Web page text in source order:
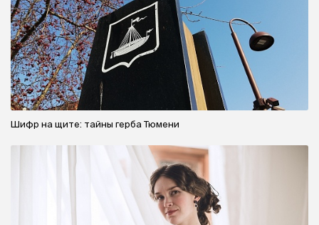
Шифр на щите: тайны герба Тюмени